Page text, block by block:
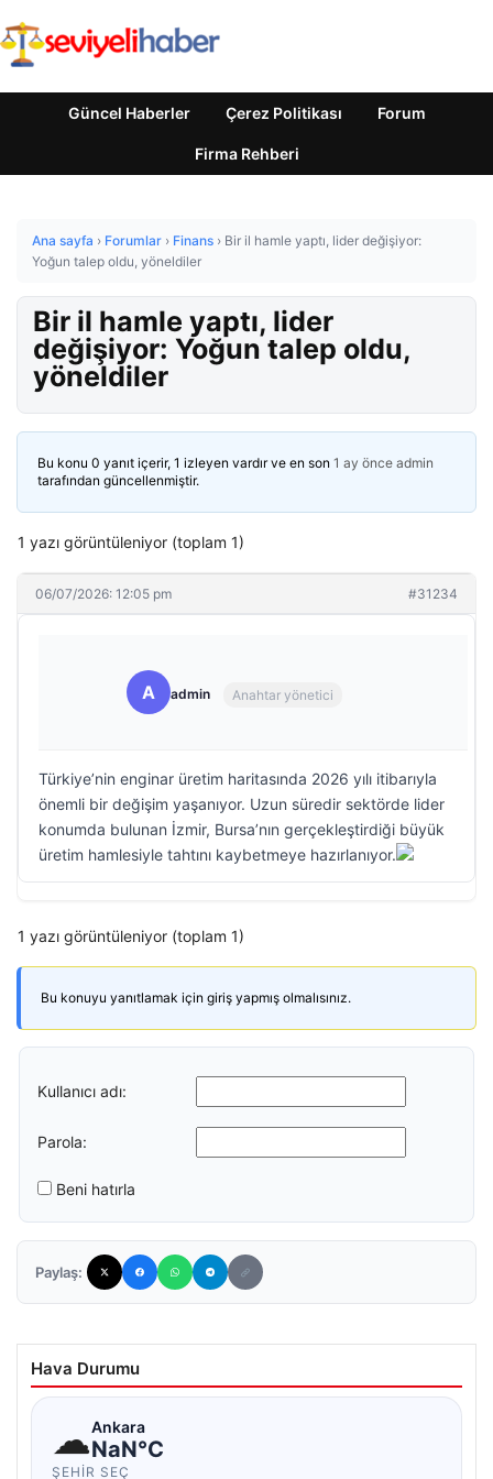
Güncel Haberler Çerez Politikası Forum
Firma Rehberi
Ana sayfa › Forumlar › Finans › Bir il hamle yaptı, lider değişiyor:
Yoğun talep oldu, yöneldiler
Bir il hamle yaptı, lider
değişiyor: Yoğun talep oldu,
yöneldiler
Bu konu 0 yanıt içerir, 1 izleyen vardır ve en son 1 ay önce admin
tarafından güncellenmiştir.
1 yazı görüntüleniyor (toplam 1)
06/07/2026: 12:05 pm #31234
A admin Anahtar yönetici
Türkiye’nin enginar üretim haritasında 2026 yılı itibarıyla
önemli bir değişim yaşanıyor. Uzun süredir sektörde lider
konumda bulunan İzmir, Bursa’nın gerçekleştirdiği büyük
üretim hamlesiyle tahtını kaybetmeye hazırlanıyor.
1 yazı görüntüleniyor (toplam 1)
Bu konuyu yanıtlamak için giriş yapmış olmalısınız.
Kullanıcı adı:
Parola:
Beni hatırla
Paylaş:
Hava Durumu
☁Ankara
NaN°C
ŞEHIR SEÇ